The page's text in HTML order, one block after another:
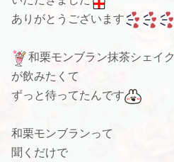
ありがとうございます
和栗モンブラン抹茶シェイク
が飲みたくて
ずっと待ってたんです
和栗モンブランって
聞くだけで